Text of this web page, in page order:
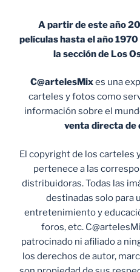
A partir de este año
películas hasta el año
la sección de Los
C@artelesMixes una
carteles y fotos como
información sobre el
venta directa de
El copyright de los carteles
pertenece a las
distribuidoras. Todas las
destinadas solo para
entretenimiento y
foros, etc.
patrocinado ni afiliado a
los derechos de autor,